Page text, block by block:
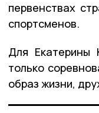
первенствах
спортсменов.
Для Екатерины
только
образ жизни,